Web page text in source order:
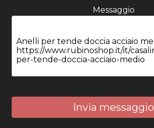
Messaggio
Invia messaggio